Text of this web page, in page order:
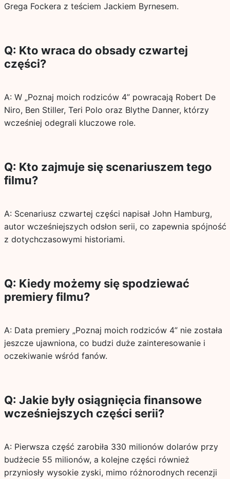
Grega Fockera z teściem Jackiem Byrnesem.
Q: Kto wraca do obsady czwartej
części?
A: W „Poznaj moich rodziców 4” powracają Robert De
Niro, Ben Stiller, Teri Polo oraz Blythe Danner, którzy
wcześniej odegrali kluczowe role.
Q: Kto zajmuje się scenariuszem tego
filmu?
A: Scenariusz czwartej części napisał John Hamburg,
autor wcześniejszych odsłon serii, co zapewnia spójność
z dotychczasowymi historiami.
Q: Kiedy możemy się spodziewać
premiery filmu?
A: Data premiery „Poznaj moich rodziców 4” nie została
jeszcze ujawniona, co budzi duże zainteresowanie i
oczekiwanie wśród fanów.
Q: Jakie były osiągnięcia finansowe
wcześniejszych części serii?
A: Pierwsza część zarobiła 330 milionów dolarów przy
budżecie 55 milionów, a kolejne części również
przyniosły wysokie zyski, mimo różnorodnych recenzji